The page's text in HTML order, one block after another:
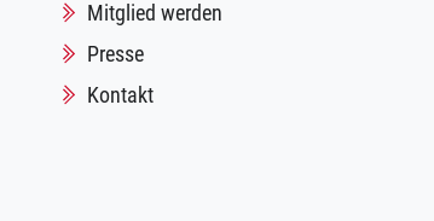
Mitglied werden
Presse
Kontakt